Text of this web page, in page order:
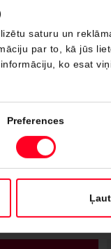
saturu un
par to, kā jūs
ko esat
Preferences
Proace City
1.5 D-4D M/
no € 22 700
75 kW